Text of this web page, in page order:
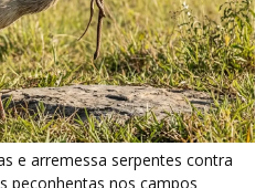
elétricas em grupo para
cardumes de peixes